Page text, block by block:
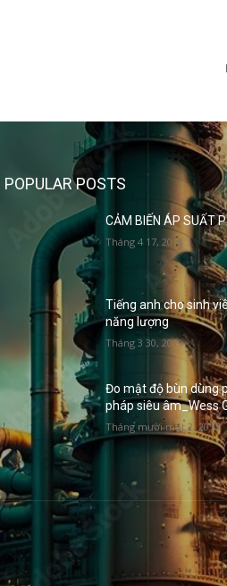
POPULAR POSTS
CẢM BIẾN ÁP SUẤT
Tháng 4 17, 2018
Tiếng anh cho sinh
năng lượng
Tháng 3 30, 2019
Đo mật độ bùn dùng
pháp siêu âm_Wess
Tháng mười một 2, 2017